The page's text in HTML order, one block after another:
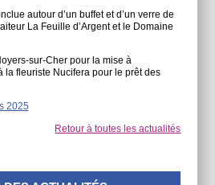
autour d’un buffet et d’un verre de
La Feuille d’Argent et le Domaine
sur-Cher pour la mise à
la fleuriste Nucifera pour le prêt des
Retour à toutes les actualités